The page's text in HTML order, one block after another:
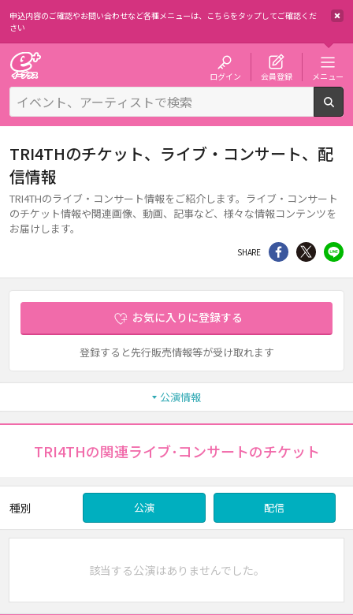
申込内容のご確認やお問い合わせなど各種メニューは、 こちらをタップしてご確認くだ
さい
ログイン 会員登録 メニュー
TRI4THのチケット、ライブ・コンサート、配
信情報
TRI4THのライブ・コンサート情報をご紹介します。ライブ・コンサート
のチケット情報や関連画像、動画、記事など、様々な情報コンテンツを
お届けします。
SHARE シェア Twitter
お気に入りに登録する
登録すると先行販売情報等が受け取れます
公演情報
TRI4THの関連ライブ･コンサートのチケット
種別 公演 配信
該当する公演はありませんでした。